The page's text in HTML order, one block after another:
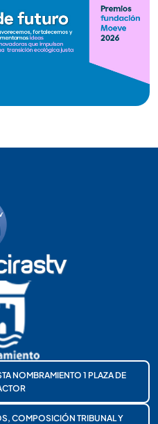
NOMBRAMIENTO 1 PLAZA DE
COMPOSICIÓN TRIBUNAL Y